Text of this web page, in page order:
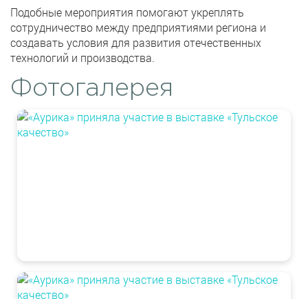
Подобные мероприятия помогают укреплять
сотрудничество между предприятиями региона и
создавать условия для развития отечественных
технологий и производства.
Фотогалерея